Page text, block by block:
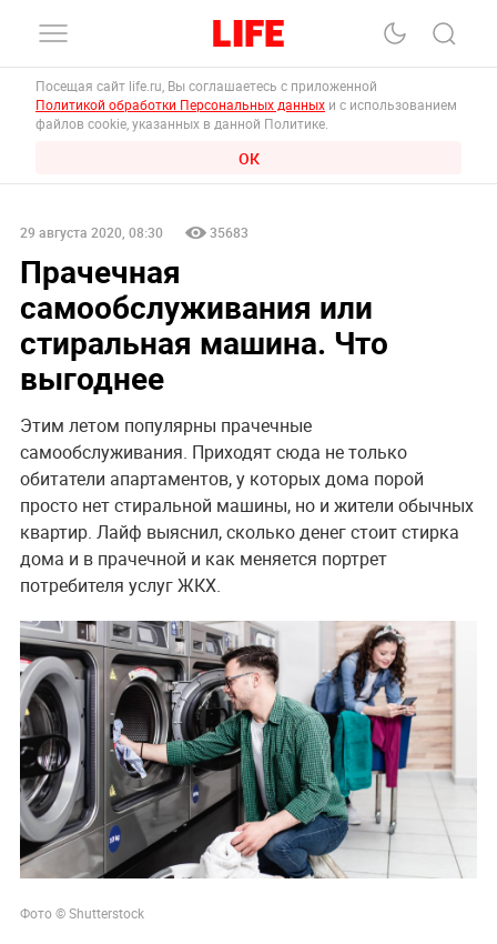
Посещая сайт life.ru, Вы соглашаетесь с приложенной
Политикой обработки Персональных данных и с использованием
файлов cookie, указанных в данной Политике.
ОК
29 августа 2020, 08:30 35683
Прачечная
самообслуживания или
стиральная машина. Что
выгоднее
Этим летом популярны прачечные
самообслуживания. Приходят сюда не только
обитатели апартаментов, у которых дома порой
просто нет стиральной машины, но и жители обычных
квартир. Лайф выяснил, сколько денег стоит стирка
дома и в прачечной и как меняется портрет
потребителя услуг ЖКХ.
Фото © Shutterstock